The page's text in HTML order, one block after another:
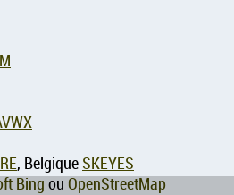
, Belgique SKEYES
Bing ou OpenStreetMap